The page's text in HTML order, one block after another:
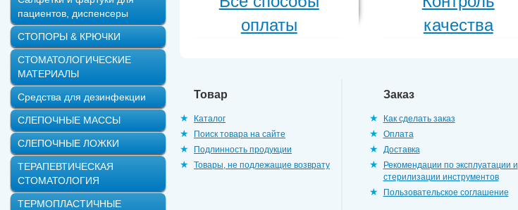
оплаты
качества
Товар
Каталог
Поиск товара на сайте
Подлинность продукции
Товары, не подлежащие возврату
Заказ
Как сделать заказ
Оплата
Доставка
Рекомендации по эксплуатации и
стерилизации инструментов
Пользовательское соглашение
пациентов, диспенсеры
СТОПОРЫ & КРЮЧКИ
СТОМАТОЛОГИЧЕСКИЕ
МАТЕРИАЛЫ
Средства для дезинфекции
СЛЕПОЧНЫЕ МАССЫ
СЛЕПОЧНЫЕ ЛОЖКИ
ТЕРАПЕВТИЧЕСКАЯ
СТОМАТОЛОГИЯ
ТЕРМОПЛАСТИЧНЫЕ